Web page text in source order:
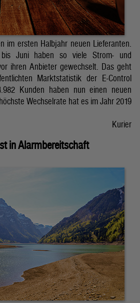
im ersten Halbjahr neuen Lieferanten.
Juni haben so viele Strom- und
ihren Anbieter gewechselt. Das geht
Marktstatistik der E-Control
Kunden haben nun einen neuen
Wechselrate hat es im Jahr 2019
Kurier
in Alarmbereitschaft